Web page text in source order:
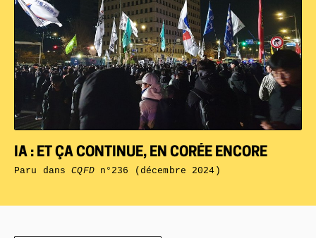
IA : ET ÇA CONTINUE, EN CORÉE ENCORE
Paru dansCQFDn°236 (décembre 2024)